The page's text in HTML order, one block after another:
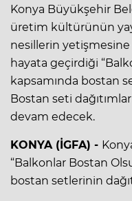
Konya Büyükşehir
üretim kültürünün
nesillerin yetişmesine
hayata geçirdiği
kapsamında bostan
Bostan seti
devam edecek.
KONYA (İGFA) -
“Balkonlar Bostan
bostan setlerinin